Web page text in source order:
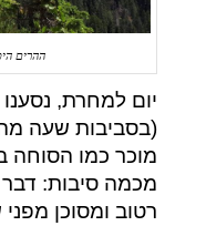
ההרים
יום למחרת, נסענו
(בסביבות שעה
מוכר כמו הסוחה
מכמה סיבות:
רטוב ומסוכן